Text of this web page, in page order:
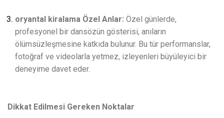
oryantal kiralama Özel Anlar: Özel günlerde,
profesyonel bir dansözün gösterisi, anıların
ölümsüzleşmesine katkıda bulunur. Bu tür performanslar,
fotoğraf ve videolarla yetmez, izleyenleri büyüleyici bir
deneyime davet eder.
Dikkat Edilmesi Gereken Noktalar